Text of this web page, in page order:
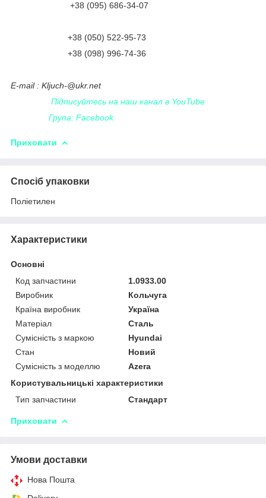
+38 (095) 686-34-07
+38 (050) 522-95-73
+38 (098) 996-74-36
Е-mail: Kljuch-@ukr.net
Підписуйтесь на наш канал в YouTube
Група: Facebook
Приховати
Спосіб упаковки
Поліетилен
Характеристики
Основні
Код запчастини
1.0933.00
Виробник
Кольчуга
Країна виробник
Україна
Матеріал
Сталь
Сумісність з маркою
Hyundai
Стан
Новий
Сумісність з моделлю
Azera
Користувальницькі характеристики
Тип запчастини
Стандарт
Приховати
Умови доставки
Нова Пошта